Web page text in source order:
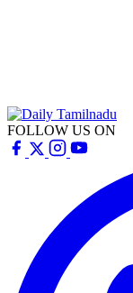
FOLLOW US ON